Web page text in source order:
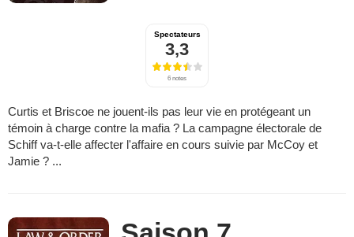
Spectateurs
3,3
6 notes
Curtis et Briscoe ne jouent-ils pas leur vie en protégeant un
témoin à charge contre la mafia ? La campagne électorale de
Schiff va-t-elle affecter l'affaire en cours suivie par McCoy et
Jamie ? ...